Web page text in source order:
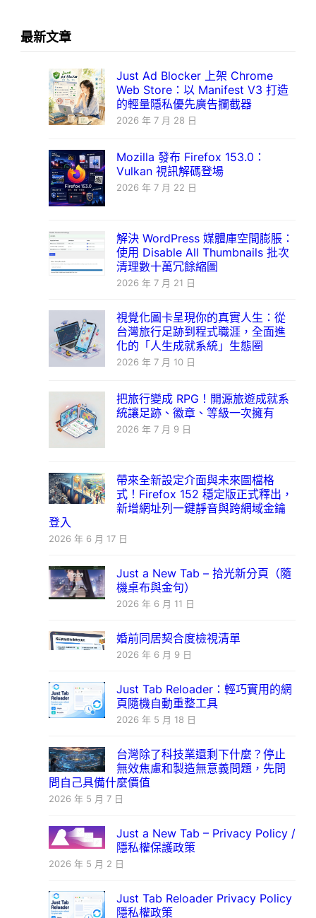
最新文章
Just Ad Blocker 上架 Chrome
Web Store：以 Manifest V3 打造
的輕量隱私優先廣告攔截器
2026 年 7 月 28 日
Mozilla 發布 Firefox 153.0：
Vulkan 視訊解碼登場
2026 年 7 月 22 日
解決 WordPress 媒體庫空間膨脹：
使用 Disable All Thumbnails 批次
清理數十萬冗餘縮圖
2026 年 7 月 21 日
視覺化圖卡呈現你的真實人生：從
台灣旅行足跡到程式職涯，全面進
化的「人生成就系統」生態圈
2026 年 7 月 10 日
把旅行變成 RPG！開源旅遊成就系
統讓足跡、徽章、等級一次擁有
2026 年 7 月 9 日
帶來全新設定介面與未來圖檔格
式！Firefox 152 穩定版正式釋出，
新增網址列一鍵靜音與跨網域金鑰
登入
2026 年 6 月 17 日
Just a New Tab – 拾光新分頁（隨
機桌布與金句）
2026 年 6 月 11 日
婚前同居契合度檢視清單
2026 年 6 月 9 日
Just Tab Reloader：輕巧實用的網
頁隨機自動重整工具
2026 年 5 月 18 日
台灣除了科技業還剩下什麼？停止
無效焦慮和製造無意義問題，先問
問自己具備什麼價值
2026 年 5 月 7 日
Just a New Tab – Privacy Policy /
隱私權保護政策
2026 年 5 月 2 日
Just Tab Reloader Privacy Policy
隱私權政策